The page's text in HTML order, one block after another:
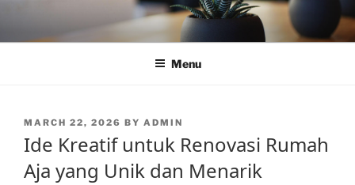
content
Menu
POSTED
ON
MARCH 22, 2026 BY ADMIN
Ide Kreatif untuk Renovasi Rumah
Aja yang Unik dan Menarik